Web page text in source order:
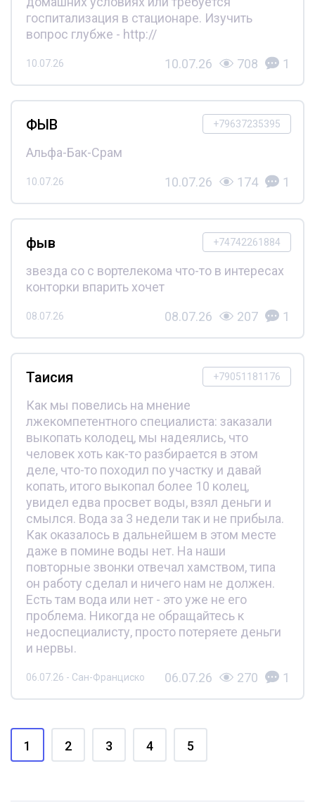
госпитализация в стационаре. Изучить
вопрос глубже - http://
10.07.26 10.07.26 708 1
+79637235395
ФЫВ
Альфа-Бак-Срам
10.07.26 10.07.26 174 1
+74742261884
фыв
звезда со с вортелекома что-то в интересах
конторки впарить хочет
08.07.26 08.07.26 207 1
+79051181176
Таисия
Как мы повелись на мнение
лжекомпетентного специалиста: заказали
выкопать колодец, мы надеялись, что
человек хоть как-то разбирается в этом
деле, что-то походил по участку и давай
копать, итого выкопал более 10 колец,
увидел едва просвет воды, взял деньги и
смылся. Вода за 3 недели так и не прибыла.
Как оказалось в дальнейшем в этом месте
даже в помине воды нет. На наши
повторные звонки отвечал хамством, типа
он работу сделал и ничего нам не должен.
Есть там вода или нет - это уже не его
проблема. Никогда не обращайтесь к
недоспециалисту, просто потеряете деньги
и нервы.
06.07.26 - Сан-Франциско 06.07.26 270 1
1 2 3 4 5